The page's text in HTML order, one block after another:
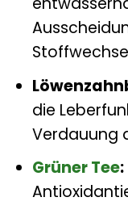
die
Verdauung
Grüner Tee: